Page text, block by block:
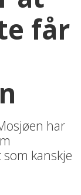
får
har
kanskje